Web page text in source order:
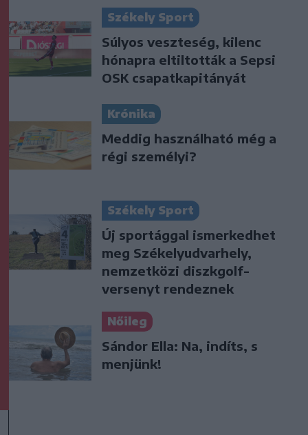
Székely Sport
Súlyos veszteség, kilenc
hónapra eltiltották a Sepsi
OSK csapatkapitányát
Krónika
Meddig használható még a
régi személyi?
Székely Sport
Új sportággal ismerkedhet
meg Székelyudvarhely,
nemzetközi diszkgolf-
versenyt rendeznek
Nőileg
Sándor Ella: Na, indíts, s
menjünk!